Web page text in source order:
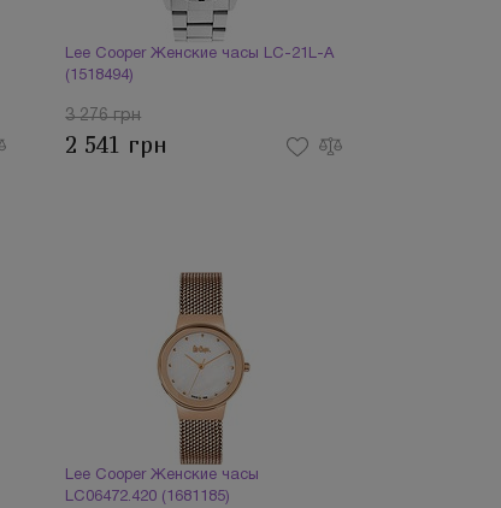
Lee Cooper Женские часы LC-21L-A
(1518494)
3 276 грн
2 541 грн
Lee Cooper Женские часы
LC06472.420 (1681185)